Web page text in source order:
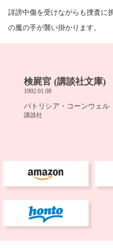
誹謗中傷を受けながらも捜査に
の魔の手が襲い掛かります。